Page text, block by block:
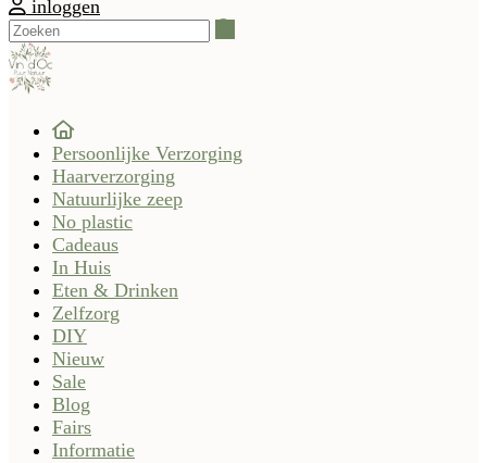
inloggen
Persoonlijke Verzorging
Haarverzorging
Natuurlijke zeep
No plastic
Cadeaus
In Huis
Eten & Drinken
Zelfzorg
DIY
Nieuw
Sale
Blog
Fairs
Informatie